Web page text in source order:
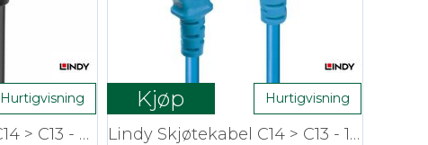
Hurtigvisning
Lindy Skjøtekabel C14 > C13 - 2 m
Kjøp Hurtigvisning
Lindy Skjøtekabel C14 > C13 - 1 m